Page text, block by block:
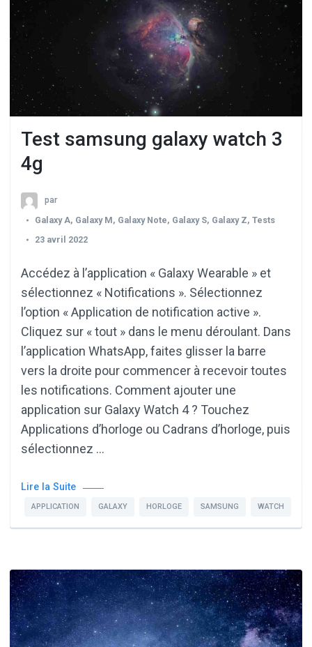
Test samsung galaxy watch 3
4g
par
Galaxy A, Galaxy M, Galaxy Note, Galaxy S, Galaxy Z, Tests
23 avril 2022
Accédez à l’application « Galaxy Wearable » et
sélectionnez « Notifications ». Sélectionnez
l’option « Application de notification active ».
Cliquez sur « tout » dans le menu déroulant. Dans
l’application WhatsApp, faites glisser la barre
vers la droite pour commencer à recevoir toutes
les notifications. Comment ajouter une
application sur Galaxy Watch 4 ? Touchez
Applications d’horloge ou Cadrans d’horloge, puis
sélectionnez …
Lire la Suite
APPLICATION GALAXY HORLOGE SAMSUNG WATCH